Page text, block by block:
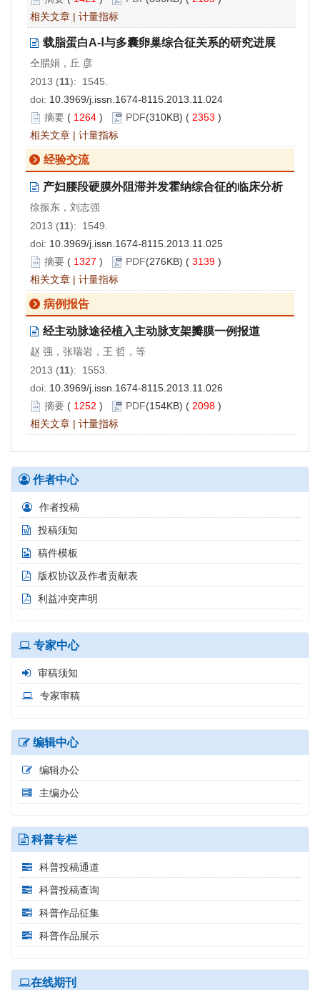
相关文章 | 计量指标
载脂蛋白A-Ⅰ与多囊卵巢综合征关系的研究进展
仝腊娟，丘 彦
2013 (11): 1545.
doi: 10.3969/j.issn.1674-8115.2013.11.024
摘要 ( 1264 ) PDF(310KB) ( 2353 )
相关文章 | 计量指标
经验交流
产妇腰段硬膜外阻滞并发霍纳综合征的临床分析
徐振东，刘志强
2013 (11): 1549.
doi: 10.3969/j.issn.1674-8115.2013.11.025
摘要 ( 1327 ) PDF(276KB) ( 3139 )
相关文章 | 计量指标
病例报告
经主动脉途径植入主动脉支架瓣膜一例报道
赵 强，张瑞岩，王 哲，等
2013 (11): 1553.
doi: 10.3969/j.issn.1674-8115.2013.11.026
摘要 ( 1252 ) PDF(154KB) ( 2098 )
相关文章 | 计量指标
作者中心
作者投稿
投稿须知
稿件模板
版权协议及作者贡献表
利益冲突声明
专家中心
审稿须知
专家审稿
编辑中心
编辑办公
主编办公
科普专栏
科普投稿通道
科普投稿查询
科普作品征集
科普作品展示
在线期刊